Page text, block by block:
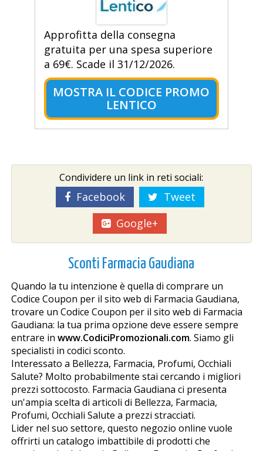
Approfitta della consegna
gratuita per una spesa superiore
a 69€. Scade il 31/12/2026.
MOSTRA IL CODICE PROMO
LENTICO
Condividere un link in reti sociali:
Facebook
Tweet
Google+
Sconti Farmacia Gaudiana
Quando la tu intenzione è quella di comprare un
Codice Coupon per il sito web di Farmacia Gaudiana,
trovare un Codice Coupon per il sito web di Farmacia
Gaudiana: la tua prima opzione deve essere sempre
entrare in www.CodiciPromozionali.com. Siamo gli
specialisti in codici sconto.
Interessato a Bellezza, Farmacia, Profumi, Occhiali
Salute? Molto probabilmente stai cercando i migliori
prezzi sottocosto. Farmacia Gaudiana ci presenta
un'ampia scelta di articoli di Bellezza, Farmacia,
Profumi, Occhiali Salute a prezzi stracciati.
Lider nel suo settore, questo negozio online vuole
offrirti un catalogo imbattibile di prodotti che